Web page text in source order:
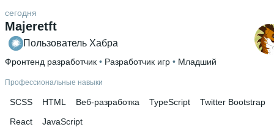
Majeretft
сегодня
Пользователь Хабра
Фронтенд разработчик • Разработчик игр • Младший
Профессиональные навыки
SCSS HTML Веб-разработка TypeScript
Twitter Bootstrap
React
JavaScript